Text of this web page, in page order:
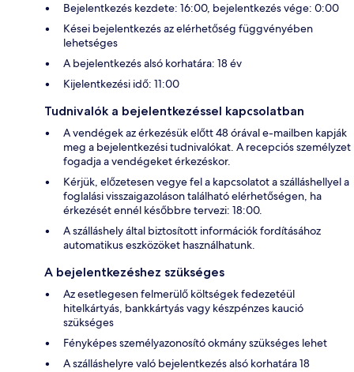
Bejelentkezés kezdete: 16:00, bejelentkezés vége: 0:00
Kései bejelentkezés az elérhetőség függvényében
lehetséges
A bejelentkezés alsó korhatára: 18 év
Kijelentkezési idő: 11:00
Tudnivalók a bejelentkezéssel kapcsolatban
A vendégek az érkezésük előtt 48 órával e-mailben kapják
meg a bejelentkezési tudnivalókat. A recepciós személyzet
fogadja a vendégeket érkezéskor.
Kérjük, előzetesen vegye fel a kapcsolatot a szálláshellyel a
foglalási visszaigazoláson található elérhetőségen, ha
érkezését ennél későbbre tervezi: 18:00.
A szálláshely által biztosított információk fordításához
automatikus eszközöket használhatunk.
A bejelentkezéshez szükséges
Az esetlegesen felmerülő költségek fedezetéül
hitelkártyás, bankkártyás vagy készpénzes kaució
szükséges
Fényképes személyazonosító okmány szükséges lehet
A szálláshelyre való bejelentkezés alsó korhatára 18